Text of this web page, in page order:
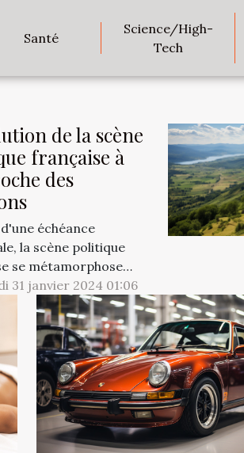
Santé
Science/High-
Tech
de la scène
française à
des
échéance
la scène politique
se métamorphose
effervescence qui
les citoyens et les
internationaux.
les feuilles au vent
les alliances et les
évoluent, révélant un
politique en perpétuel...
31 janvier 2024 01:06